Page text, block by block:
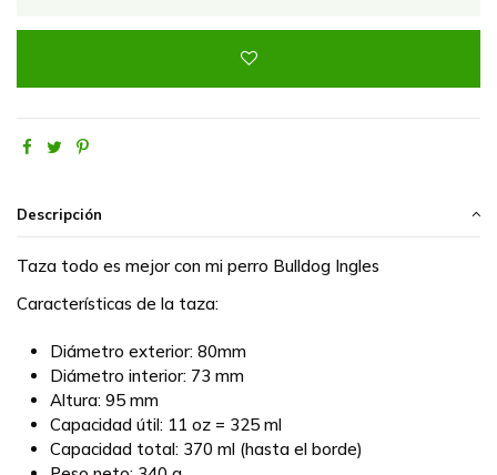
Descripción
Taza todo es mejor con mi perro Bulldog Ingles
Características de la taza:
Diámetro exterior: 80mm
Diámetro interior: 73 mm
Altura: 95 mm
Capacidad útil: 11 oz = 325 ml
Capacidad total: 370 ml (hasta el borde)